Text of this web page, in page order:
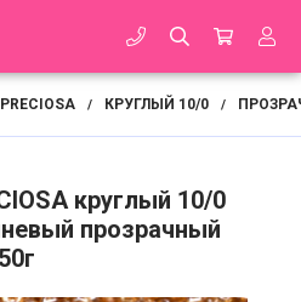
/ КРУГЛЫЙ 10/0 /
круглый 10/0
прозрачный